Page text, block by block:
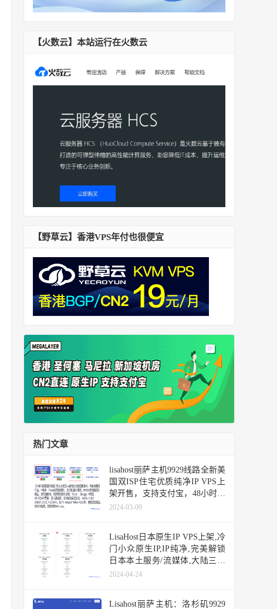
【火数云】本站运行在火数云
【野草云】香港VPS年付也很便宜
热门文章
lisahost丽萨主机9929线路全新美
国双ISP住宅优质纯净IP VPS上
架开售，支持支付宝，48小时无
条件退款
2024-03-09
LisaHost日本原生IP VPS上架,冷
门小众原生IP,IP纯净,完美解锁
日本本土服务/流媒体,大陆三网
优化网络
2024-04-24
Lisahost丽萨主机：洛杉矶9929